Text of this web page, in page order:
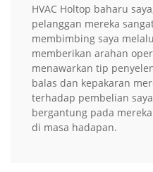
HVAC Holtop baharu
pelanggan mereka
membimbing saya
memberikan arahan
menawarkan tip
balas dan kepakaran
terhadap pembelian
bergantung pada
di masa hadapan.